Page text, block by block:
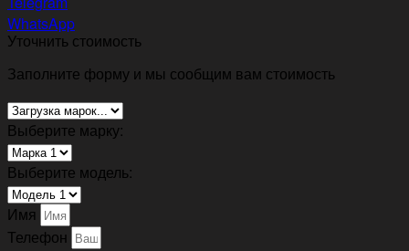
WhatsApp
Уточнить стоимость
Заполните форму и мы сообщим вам стоимость
Выберите марку:
Выберите модель:
Имя
Телефон